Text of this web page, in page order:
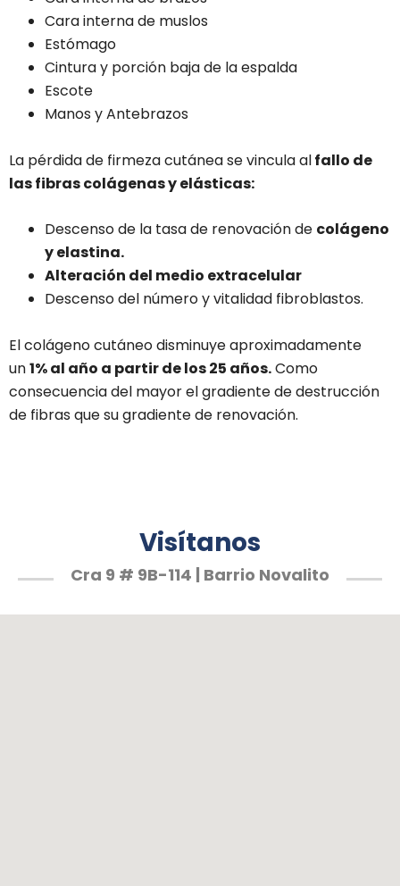
Cara interna de muslos
Estómago
Cintura y porción baja de la espalda
Escote
Manos y Antebrazos
La pérdida de firmeza cutánea se vincula alfallo de
las fibras colágenas y elásticas:
Descenso de la tasa de renovación de colágeno
y elastina.
Alteración del medio extracelular
Descenso del número y vitalidad fibroblastos.
El colágeno cutáneo disminuye aproximadamente
un1% al año a partir de los 25 años.Como
consecuencia del mayor el gradiente de destrucción
de fibras que su gradiente de renovación.
Visítanos
Cra 9 # 9B-114 | Barrio Novalito